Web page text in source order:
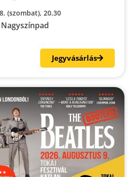
(szombat), 20.30
Jegyvásárlás